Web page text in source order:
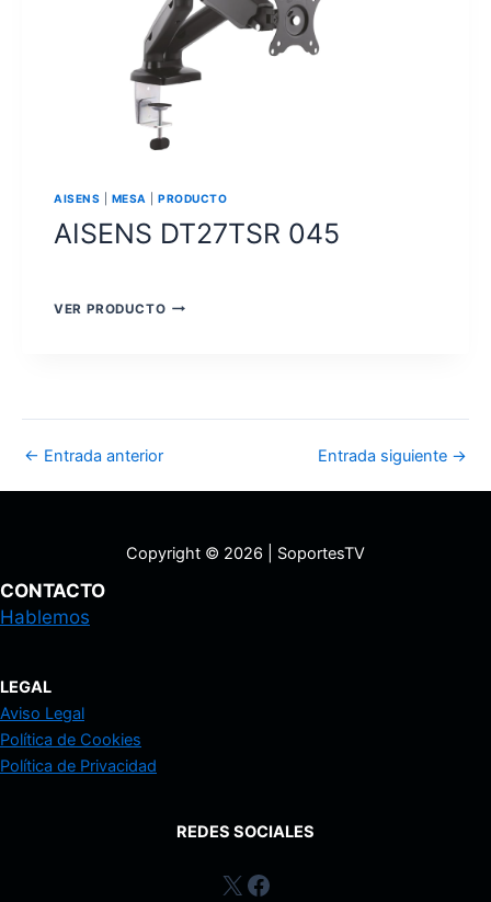
AISENS MESA |PRODUCTO
AISENS DT27TSR 045
VER PRODUCTOAISENS
Navegación
← Entrada anterior Entrada siguiente →
Copyright © 2026 | SoportesTV
CONTACTO
Hablemos
LEGAL
Aviso Legal
Política de Cookies
Política de Privacidad
REDES SOCIALES
enlace a twitter
Facebook